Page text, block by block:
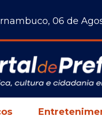
06 de